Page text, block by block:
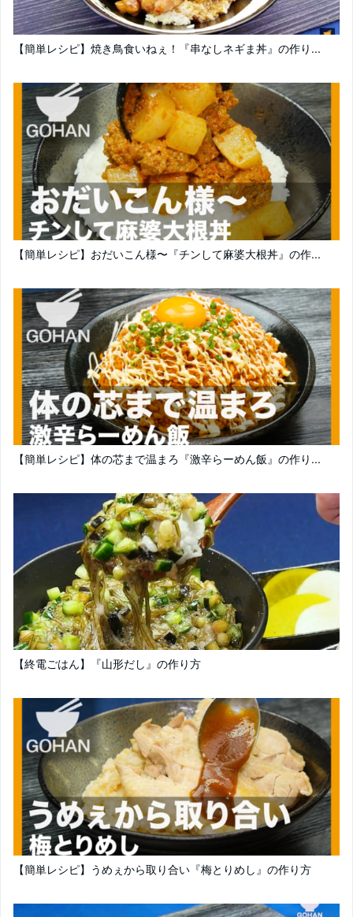
【簡単レシピ】焼き鳥食いねぇ！『串なしネギま丼』の作り...
【簡単レシピ】おだいこん様〜『チンして麻婆大根丼』の作...
【簡単レシピ】体の芯まで温まろ『激辛らーめん飯』の作り...
【終電ごはん】『山形だし』の作り方
【簡単レシピ】うめぇから取り合い『梅とりめし』の作り方